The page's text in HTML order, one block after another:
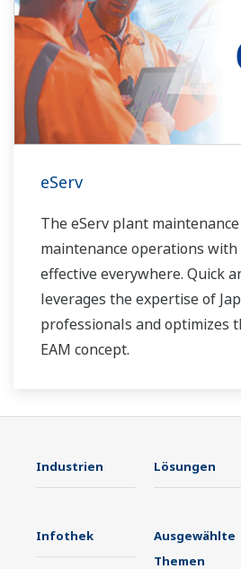
eServ
The eServ plant
maintenance operations
effective everywhere. Quick
leverages the expertise of
professionals and optimizes
EAM concept.
Industrien Lösungen
Infothek
Ausgewählte
Themen